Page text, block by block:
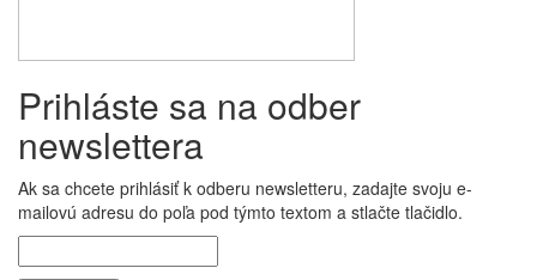
Prihláste sa na odber
newslettera
Ak sa chcete prihlásiť k odberu newsletteru, zadajte svoju e-
mailovú adresu do poľa pod týmto textom a stlačte tlačidlo.